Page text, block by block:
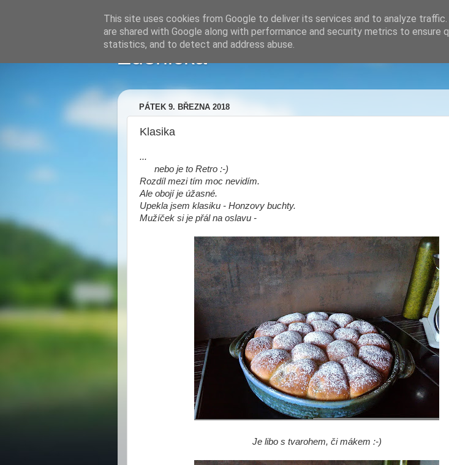
Zdenička
PÁTEK 9. BŘEZNA 2018
Klasika
...
nebo je to Retro :-)
Rozdíl mezi tím moc nevidím.
Ale obojí je úžasné.
Upekla jsem klasiku - Honzovy buchty.
Mužíček si je přál na oslavu -
Je libo s tvarohem, či mákem :-)
This site uses cookies from Google to deliver its services and to analyze traffic.
are shared with Google along with performance and security metrics to ensure
statistics, and to detect and address abuse.